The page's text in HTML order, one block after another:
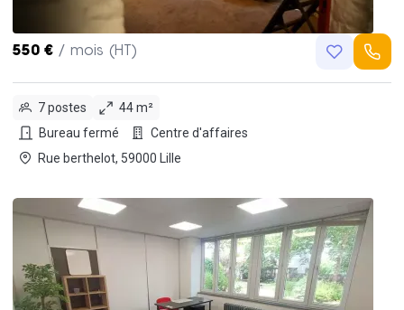
550 € / mois (HT)
7 postes
44 m²
Bureau fermé
Centre d'affaires
Rue berthelot, 59000 Lille